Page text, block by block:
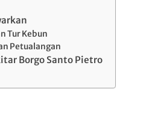
Tur Kebun
Petualangan
Borgo Santo Pietro